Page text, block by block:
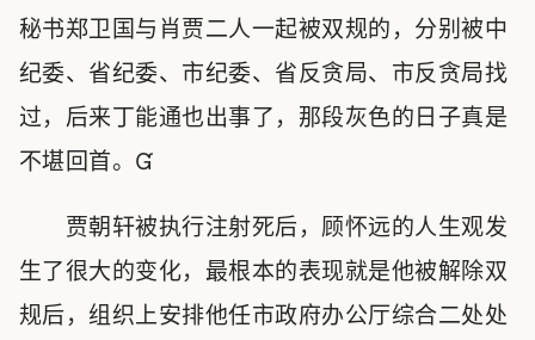
秘书郑卫国与肖贾二人一起被双规的，分别被中
纪委、省纪委、市纪委、省反贪局、市反贪局找
过，后来丁能通也出事了，那段灰色的日子真是
不堪回首。
贾朝轩被执行注射死后，顾怀远的人生观发
生了很大的变化，最根本的表现就是他被解除双
规后，组织上安排他任市政府办公厅综合二处处